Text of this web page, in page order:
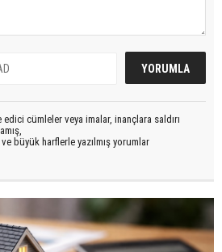
cümleler veya imalar, inançlara saldırı
büyük harflerle yazılmış yorumlar